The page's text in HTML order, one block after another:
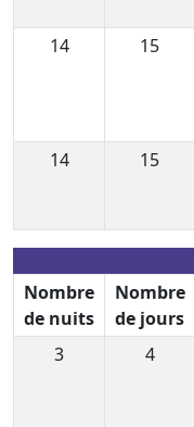
14
15
14
15
Nombre
de nuits
Nombre
de jours
3
4